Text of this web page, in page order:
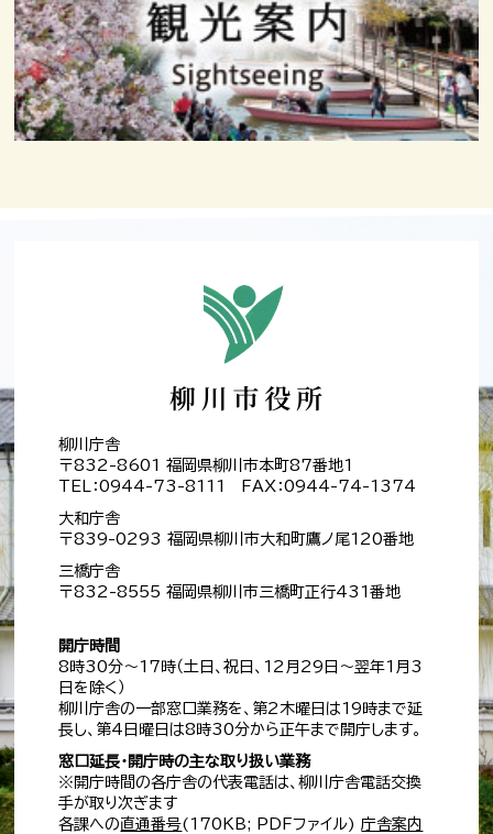
柳川庁舎
〒832-8601 福岡県柳川市本町87番地1
TEL：0944-73-8111 FAX：0944-74-1374
大和庁舎
〒839-0293 福岡県柳川市大和町鷹ノ尾120番地
三橋庁舎
〒832-8555 福岡県柳川市三橋町正行431番地
開庁時間
8時30分～17時（土日、祝日、12月29日～翌年1月3
日を除く）
柳川庁舎の一部窓口業務を、第2木曜日は19時まで延
長し、第4日曜日は8時30分から正午まで開庁します。
窓口延長・開庁時の主な取り扱い業務
※開庁時間の各庁舎の代表電話は、柳川庁舎電話交換
手が取り次ぎます
各課への直通番号(170KB; PDFファイル)庁舎案内